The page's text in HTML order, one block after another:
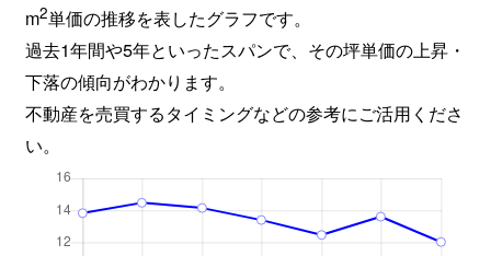
m2単価の推移を表したグラフです。
過去1年間や5年といったスパンで、その坪単価の上昇・
下落の傾向がわかります。
不動産を売買するタイミングなどの参考にご活用くださ
い。